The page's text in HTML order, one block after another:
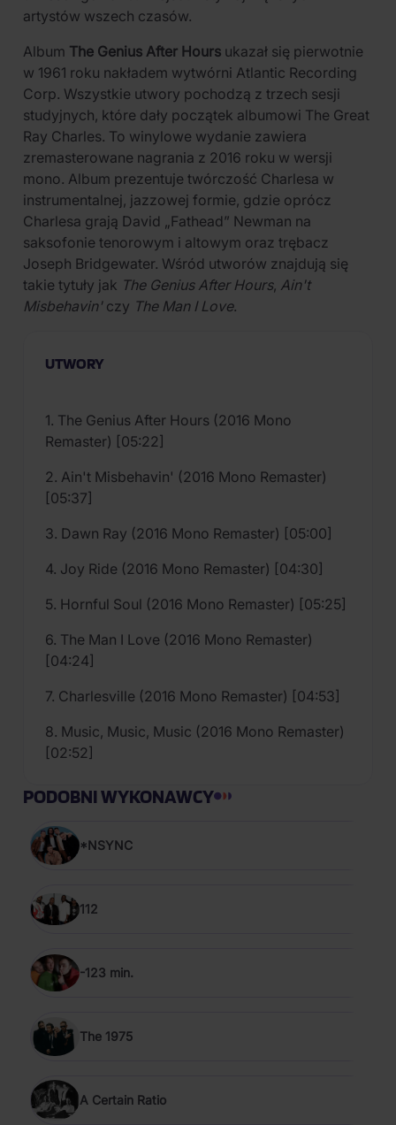
artystów wszech czasów.
Album The Genius After Hours ukazał się pierwotnie
w 1961 roku nakładem wytwórni Atlantic Recording
Corp. Wszystkie utwory pochodzą z trzech sesji
studyjnych, które dały początek albumowi The Great
Ray Charles. To winylowe wydanie zawiera
zremasterowane nagrania z 2016 roku w wersji
mono. Album prezentuje twórczość Charlesa w
instrumentalnej, jazzowej formie, gdzie oprócz
Charlesa grają David „Fathead” Newman na
saksofonie tenorowym i altowym oraz trębacz
Joseph Bridgewater. Wśród utworów znajdują się
takie tytuły jak The Genius After Hours, Ain't
Misbehavin'czy The Man I Love.
UTWORY
1. The Genius After Hours (2016 Mono
Remaster) [05:22]
2. Ain't Misbehavin' (2016 Mono Remaster)
[05:37]
3. Dawn Ray (2016 Mono Remaster) [05:00]
4. Joy Ride (2016 Mono Remaster) [04:30]
5. Hornful Soul (2016 Mono Remaster) [05:25]
6. The Man I Love (2016 Mono Remaster)
[04:24]
7. Charlesville (2016 Mono Remaster) [04:53]
8. Music, Music, Music (2016 Mono Remaster)
[02:52]
PODOBNI WYKONAWCY
*NSYNC
112
-123 min.
The 1975
A Certain Ratio